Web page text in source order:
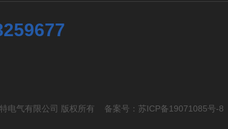
电气有限公司 版权所有 备案号： 苏ICP备19071085号-8